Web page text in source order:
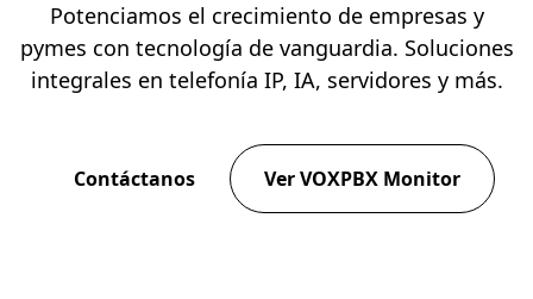
Potenciamos el crecimiento de empresas y
pymes con tecnología de vanguardia. Soluciones
integrales en telefonía IP, IA, servidores y más.
Contáctanos Ver VOXPBX Monitor